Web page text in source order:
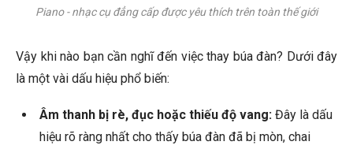
Piano - nhạc cụ đẳng cấp được yêu thích trên toàn thế giới
Vậy khi nào bạn cần nghĩ đến việc thay búa đàn? Dưới đây
là một vài dấu hiệu phổ biến:
Âm thanh bị rè, đục hoặc thiếu độ vang: Đây là dấu
hiệu rõ ràng nhất cho thấy búa đàn đã bị mòn, chai